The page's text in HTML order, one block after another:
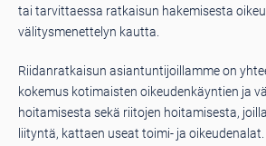
tai tarvittaessa ratkaisun hakemisesta
välitysmenettelyn kautta.
Riidanratkaisun asiantuntijoillamme on
kokemus kotimaisten oikeudenkäyntien ja
hoitamisesta sekä riitojen hoitamisesta,
liityntä, kattaen useat toimi- ja